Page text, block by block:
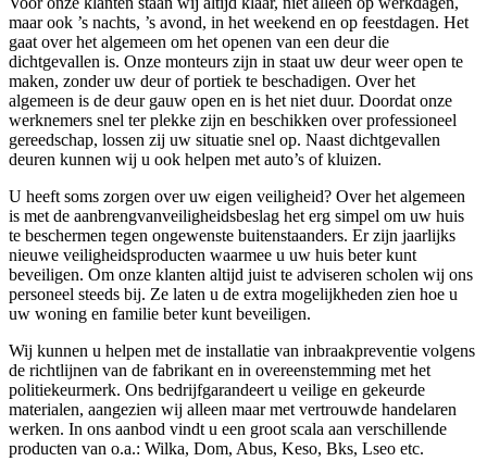
maar ook ’s nachts, ’s avond, in het weekend en op feestdagen. Het
gaat over het algemeen om het openen van een deur die
dichtgevallen is. Onze monteurs zijn in staat uw deur weer open te
maken, zonder uw deur of portiek te beschadigen. Over het
algemeen is de deur gauw open en is het niet duur. Doordat onze
werknemers snel ter plekke zijn en beschikken over professioneel
gereedschap, lossen zij uw situatie snel op. Naast dichtgevallen
deuren kunnen wij u ook helpen met auto’s of kluizen.
U heeft soms zorgen over uw eigen veiligheid? Over het algemeen
is met de aanbrengvanveiligheidsbeslag het erg simpel om uw huis
te beschermen tegen ongewenste buitenstaanders. Er zijn jaarlijks
nieuwe veiligheidsproducten waarmee u uw huis beter kunt
beveiligen. Om onze klanten altijd juist te adviseren scholen wij ons
personeel steeds bij. Ze laten u de extra mogelijkheden zien hoe u
uw woning en familie beter kunt beveiligen.
Wij kunnen u helpen met de installatie van inbraakpreventie volgens
de richtlijnen van de fabrikant en in overeenstemming met het
politiekeurmerk. Ons bedrijfgarandeert u veilige en gekeurde
materialen, aangezien wij alleen maar met vertrouwde handelaren
werken. In ons aanbod vindt u een groot scala aan verschillende
producten van o.a.: Wilka, Dom, Abus, Keso, Bks, Lseo etc.